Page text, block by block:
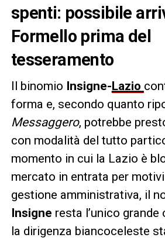
spenti: possibile
Formello prima del
tesseramento
Il binomio Insigne-Lazio
forma e, secondo quanto
Messaggero, potrebbe
con modalità del tutto
momento in cui la Lazio è
mercato in entrata per
gestione amministrativa, il
Insigne resta l’unico
la dirigenza biancoceleste